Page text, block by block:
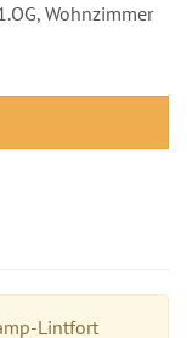
Wohnzimmer
Lintfort